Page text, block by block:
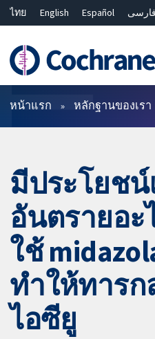
ไทย English Español فارسی
Bahasa Malaysia
繁體中文 简
ตัวกรอง
หน้าแรก หลักฐานของเรา
มีประโยช
อันตรายอะ
ใช้
ทำให้ทารก
ไอซียู